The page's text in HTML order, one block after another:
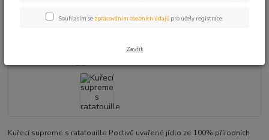
Kuřecí supreme s ratatouille
Kuřecí supreme s ratatouille Poctivě uvařené jídlo ze 100% přírodních
Souhlasím se zpracováním osobních údajů pro účely registrace.
Zavřít